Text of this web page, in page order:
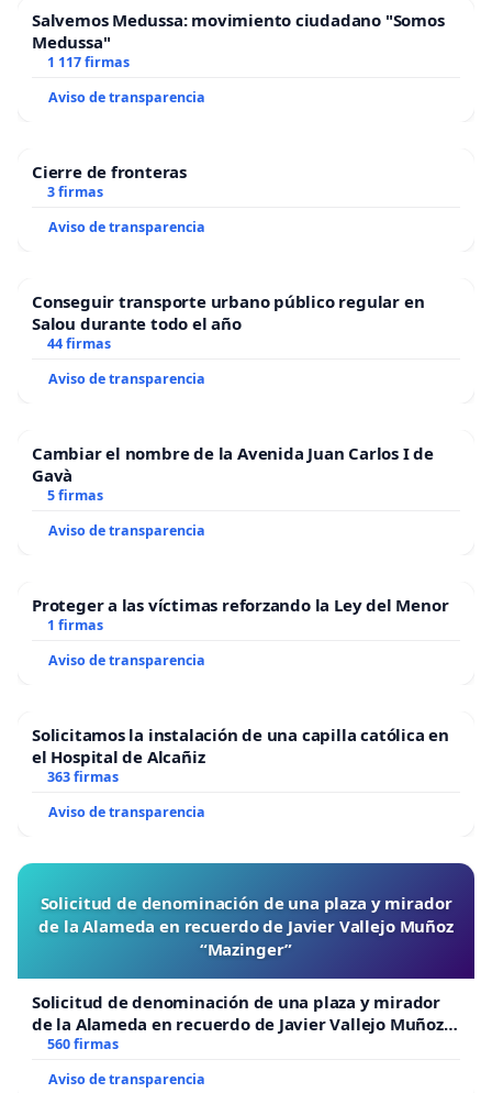
Salvemos Medussa: movimiento ciudadano "Somos
Medussa"
1 117 firmas
Aviso de transparencia
Cierre de fronteras
3 firmas
Aviso de transparencia
Conseguir transporte urbano público regular en
Salou durante todo el año
44 firmas
Aviso de transparencia
Cambiar el nombre de la Avenida Juan Carlos I de
Gavà
5 firmas
Aviso de transparencia
Proteger a las víctimas reforzando la Ley del Menor
1 firmas
Aviso de transparencia
Solicitamos la instalación de una capilla católica en
el Hospital de Alcañiz
363 firmas
Aviso de transparencia
Solicitud de denominación de una plaza y mirador
de la Alameda en recuerdo de Javier Vallejo Muñoz
“Mazinger”
Solicitud de denominación de una plaza y mirador
de la Alameda en recuerdo de Javier Vallejo Muñoz
“Mazinger”
560 firmas
Aviso de transparencia